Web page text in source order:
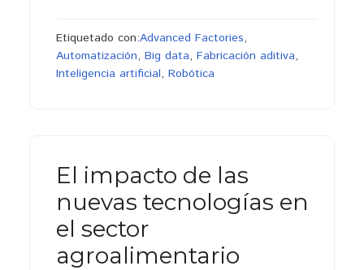
Etiquetado con:Advanced Factories,
Automatización, Big data, Fabricación aditiva,
Inteligencia artificial, Robótica
El impacto de las
nuevas tecnologías en
el sector
agroalimentario